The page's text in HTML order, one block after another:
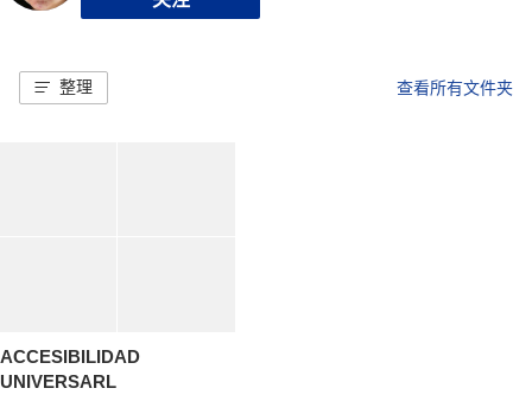
整理 查看所有文件夹
ACCESIBILIDAD
UNIVERSARL